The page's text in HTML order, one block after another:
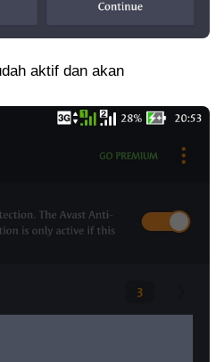
aktif dan akan